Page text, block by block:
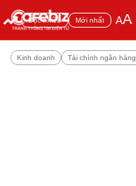
Đọc nhiều Mới nhất AA
Kinh doanh Tài chính ngân hàng